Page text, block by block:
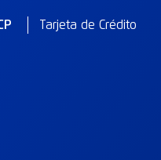
Tarjeta de Crédito